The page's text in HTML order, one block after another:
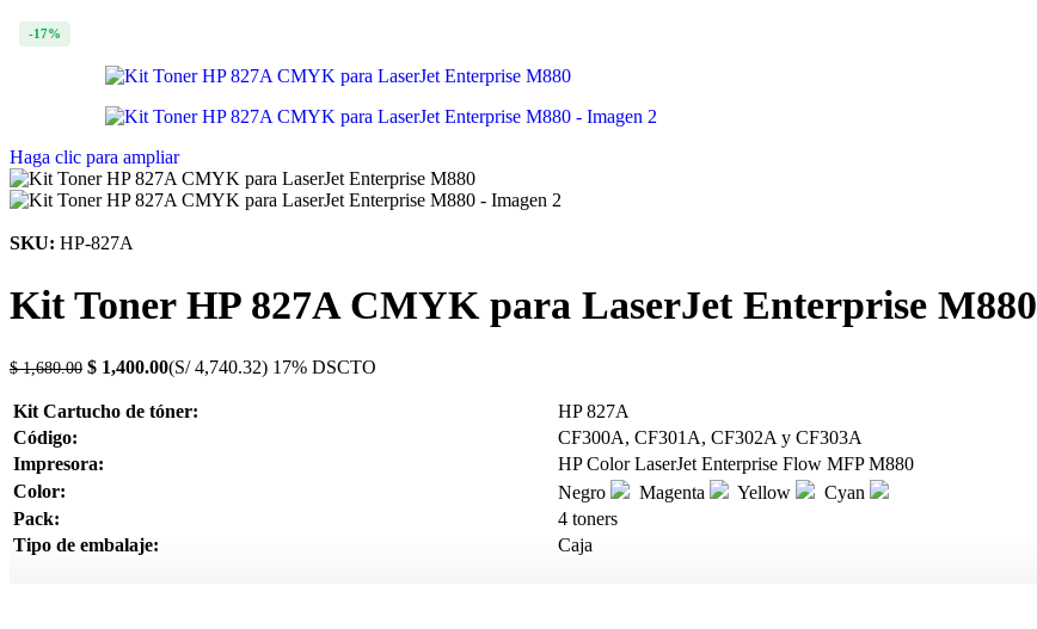
-17%
Haga clic para ampliar
SKU: HP-827A
Kit Toner HP 827A CMYK para LaserJet Enterprise M880
$1,680.00 $ 1,400.00(S/ 4,740.32) 17% DSCTO
Kit Cartucho de tóner:
HP 827A
Código:
CF300A, CF301A, CF302A y CF303A
Impresora:
HP Color LaserJet Enterprise Flow MFP M880
Color:
Negro Magenta Yellow
Cyan
Pack:
4 toners
Tipo de embalaje:
Caja